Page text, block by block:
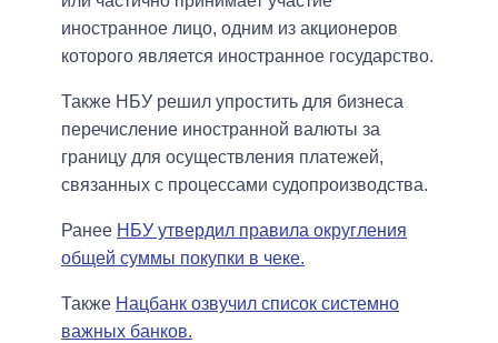
иностранное лицо, одним из акционеров
которого является иностранное государство.
Также НБУ решил упростить для бизнеса
перечисление иностранной валюты за
границу для осуществления платежей,
связанных с процессами судопроизводства.
Ранее НБУ утвердил правила округления
общей суммы покупки в чеке.
Также Нацбанк озвучил список системно
важных банков.